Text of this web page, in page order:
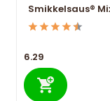
Smikkelsaus®
6.29